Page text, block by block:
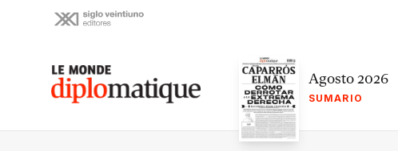
Le monde diplomatique Agosto 2026
SUMARIO